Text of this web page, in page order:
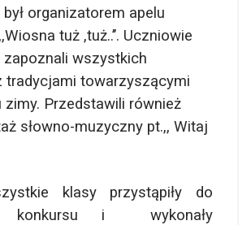
organizatorem apelu
tuż ,tuż..’’. Uczniowie
zapoznali wszystkich
tradycjami towarzyszącymi
zimy. Przedstawili również
słowno-muzyczny pt.,, Witaj
klasy przystąpiły do
konkursu i wykonały